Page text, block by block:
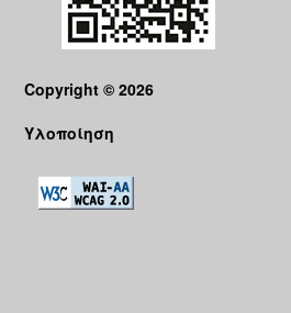
Copyright © 2026
Υλοποίηση